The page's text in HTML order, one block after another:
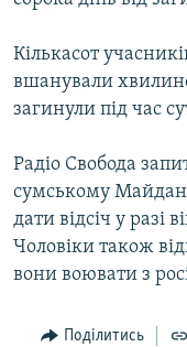
Усі сайти RFE/RL
Кількасот
вшанували
загинули під час
Радіо Свобода
сумському
дати відсіч у разі
Чоловіки також
вони воювати з
Поділитись